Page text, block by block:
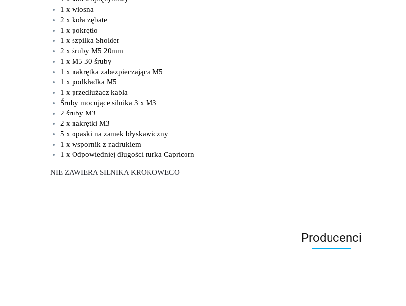
1 x wiosna
2 x koła zębate
1 x pokrętło
1 x szpilka Sholder
2 x śruby M5 20mm
1 x M5 30 śruby
1 x nakrętka zabezpieczająca M5
1 x podkładka M5
1 x przedłużacz kabla
Śruby mocujące silnika 3 x M3
2 śruby M3
2 x nakrętki M3
5 x opaski na zamek błyskawiczny
1 x wspornik z nadrukiem
1 x Odpowiedniej długości rurka Capricorn
NIE ZAWIERA SILNIKA KROKOWEGO
Producenci